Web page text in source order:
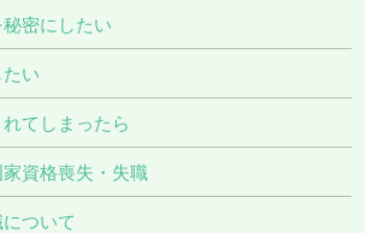
密にしたい
い
てしまったら
資格喪失・失職
ついて